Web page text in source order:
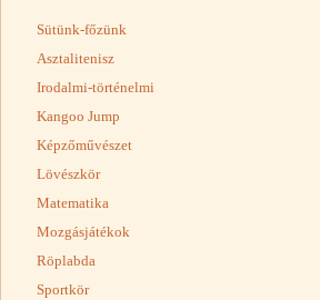
Sütünk-főzünk
Asztalitenisz
Irodalmi-történelmi
Kangoo Jump
Képzőművészet
Lövészkör
Matematika
Mozgásjátékok
Röplabda
Sportkör